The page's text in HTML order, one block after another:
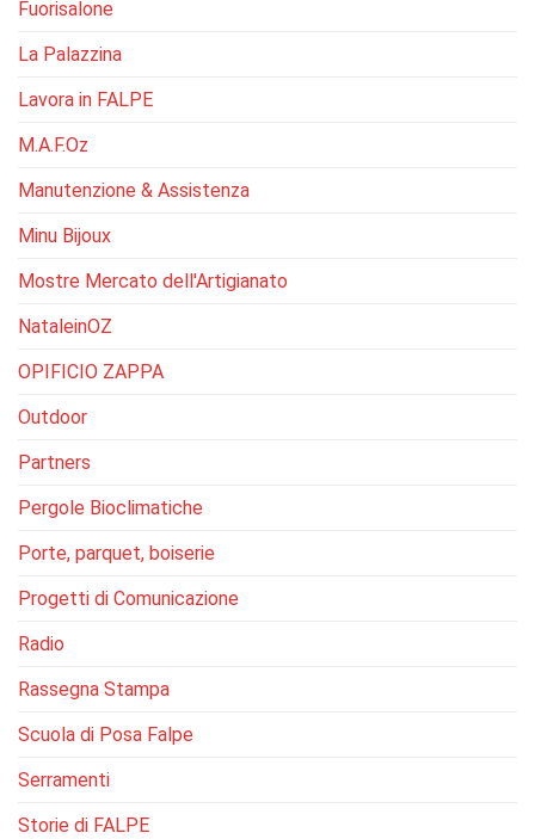
Fuorisalone
La Palazzina
Lavora in FALPE
M.A.F.Oz
Manutenzione & Assistenza
Minu Bijoux
Mostre Mercato dell'Artigianato
NataleinOZ
OPIFICIO ZAPPA
Outdoor
Partners
Pergole Bioclimatiche
Porte, parquet, boiserie
Progetti di Comunicazione
Radio
Rassegna Stampa
Scuola di Posa Falpe
Serramenti
Storie di FALPE